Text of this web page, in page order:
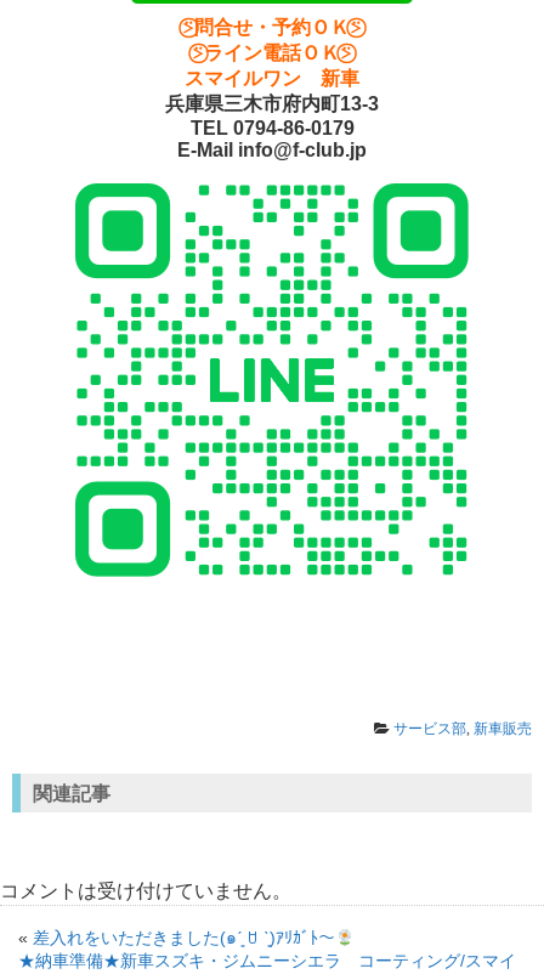
⍩⃝問合せ・予約ＯＫ⍩⃝
⍩⃝ライン電話ＯＫ⍩⃝
スマイルワン 新車
兵庫県三木市府内町13-3
TEL 0794-86-0179
E-Mail info@f-club.jp
サービス部 新車販売
関連記事
コメントは受け付けていません。
« 差入れをいただきました(๑ˊ͈ ꇴ ˋ͈)ｱﾘｶﾞﾄ〜
★納車準備★新車スズキ・ジムニーシエラ コーティング/スマイ